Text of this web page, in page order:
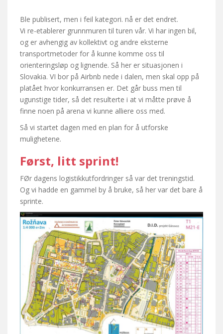
Ble publisert, men i feil kategori. nå er det endret.
Vi re-etablerer grunnmuren til turen vår. Vi har ingen bil,
og er avhengig av kollektivt og andre eksterne
transportmetoder for å kunne komme oss til
orienteringsløp og lignende. Så her er situasjonen i
Slovakia. VI bor på Airbnb nede i dalen, men skal opp på
platået hvor konkurransen er. Det går buss men til
ugunstige tider, så det resulterte i at vi måtte prøve å
finne noen på arena vi kunne alliere oss med.
Så vi startet dagen med en plan for å utforske
mulighetene.
Først, litt sprint!
FØr dagens logistikkutfordringer så var det treningstid.
Og vi hadde en gammel by å bruke, så her var det bare å
sprinte.